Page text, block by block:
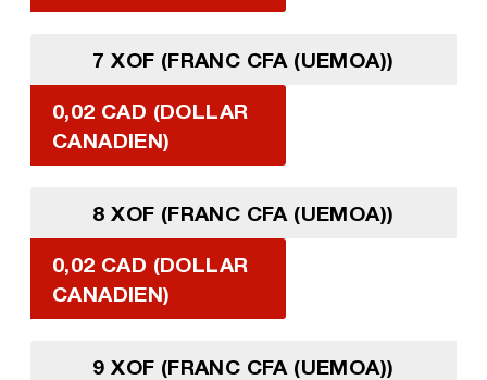
7 XOF (FRANC CFA (UEMOA))
0,02 CAD (DOLLAR
CANADIEN)
8 XOF (FRANC CFA (UEMOA))
0,02 CAD (DOLLAR
CANADIEN)
9 XOF (FRANC CFA (UEMOA))